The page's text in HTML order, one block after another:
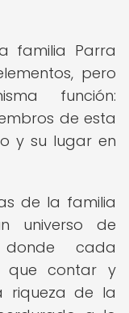
familia Parra
pero
función:
de esta
y su lugar en
de la familia
universo de
cada
que contar y
riqueza de la